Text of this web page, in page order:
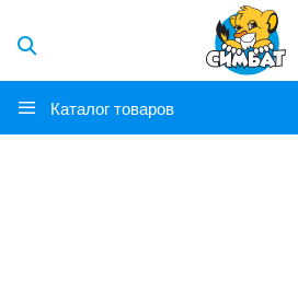
Каталог товаров